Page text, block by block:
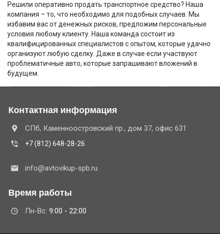
Решили оперативно продать транспортное средство? Наша
компания – то, что необходимо для подобных случаев. Мы
избавим вас от денежных рисков, предложим персональные
условия любому клиенту. Наша команда состоит из
квалифицированных специалистов с опытом, которые удачно
организуют любую сделку. Даже в случае если участвуют
проблематичные авто, которые запрашивают вложений в
будущем.
Контактная информация
СПб, Каменноостровский пр., дом 37, офис 631
+7 (812) 648-28-26
info@avtovikup-spb.ru
Время работы
Пн-Вс: 9:00 - 22:00